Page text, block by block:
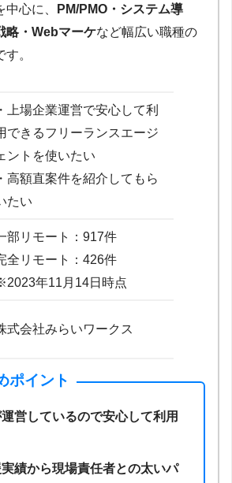
心に、
PM/PMO・システム導
略・Webマーケなど幅広い職種の
。
・上場企業運営で安心して利
できるフリーランスエージ
ントを使いたい
・高額直案件を紹介してもら
たい
部リモート：917件
全リモート：426件
年11月14日時点
式会社みらいワークス
ポイント
運営しているので安心して利用
績から現場責任者との太いパ